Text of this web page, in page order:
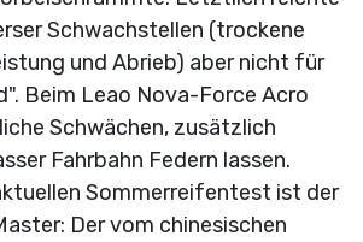
Schwachstellen (trockene
und Abrieb) aber nicht für
Beim Leao Nova-Force Acro
Schwächen, zusätzlich
Fahrbahn Federn lassen.
Sommerreifentest ist der
Der vom chinesischen